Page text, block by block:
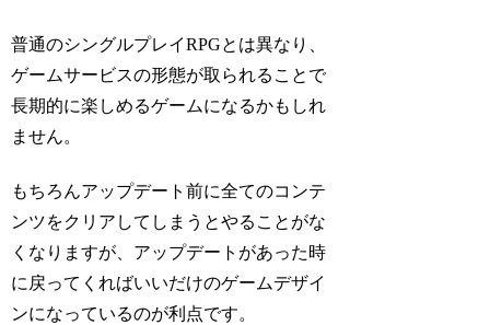
普通のシングルプレイRPGとは異なり、
ゲームサービスの形態が取られることで
長期的に楽しめるゲームになるかもしれ
ません。
もちろんアップデート前に全てのコンテ
ンツをクリアしてしまうとやることがな
くなりますが、アップデートがあった時
に戻ってくればいいだけのゲームデザイ
ンになっているのが利点です。